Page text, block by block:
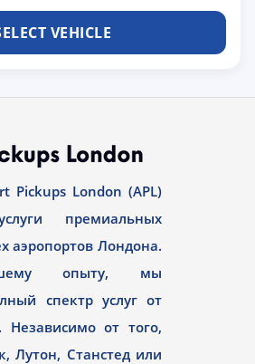
VEHICLE
Pickups London (APL)
премиальных
аэропортов Лондона.
опыту, мы
спектр услуг от
Независимо от того,
Лутон, Станстед или